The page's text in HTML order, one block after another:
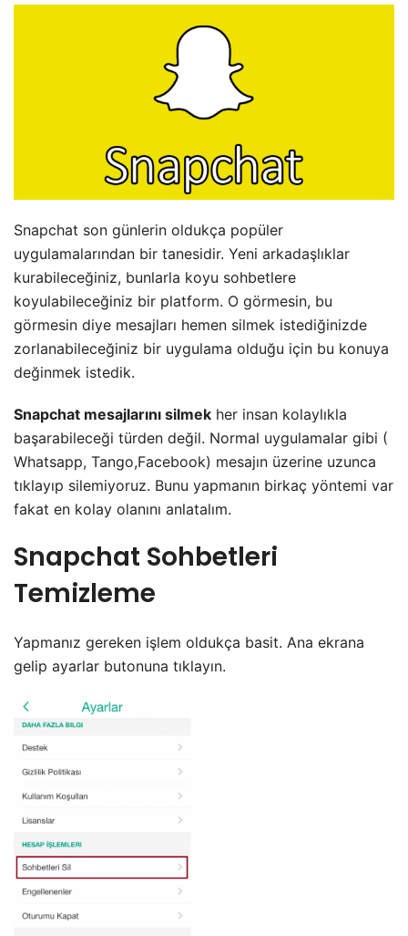
Snapchat son günlerin oldukça popüler
uygulamalarından bir tanesidir. Yeni arkadaşlıklar
kurabileceğiniz, bunlarla koyu sohbetlere
koyulabileceğiniz bir platform. O görmesin, bu
görmesin diye mesajları hemen silmek istediğinizde
zorlanabileceğiniz bir uygulama olduğu için bu konuya
değinmek istedik.
Snapchat mesajlarını silmek her insan kolaylıkla
başarabileceği türden değil. Normal uygulamalar gibi (
Whatsapp, Tango,Facebook) mesajın üzerine uzunca
tıklayıp silemiyoruz. Bunu yapmanın birkaç yöntemi var
fakat en kolay olanını anlatalım.
Snapchat Sohbetleri
Temizleme
Yapmanız gereken işlem oldukça basit. Ana ekrana
gelip ayarlar butonuna tıklayın.